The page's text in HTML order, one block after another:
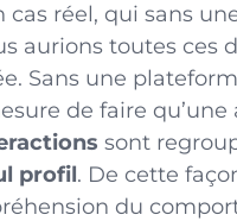
cas réel, qui sans
aurions toutes ces
Sans une
de faire qu’une
sont
profil. De cette
du